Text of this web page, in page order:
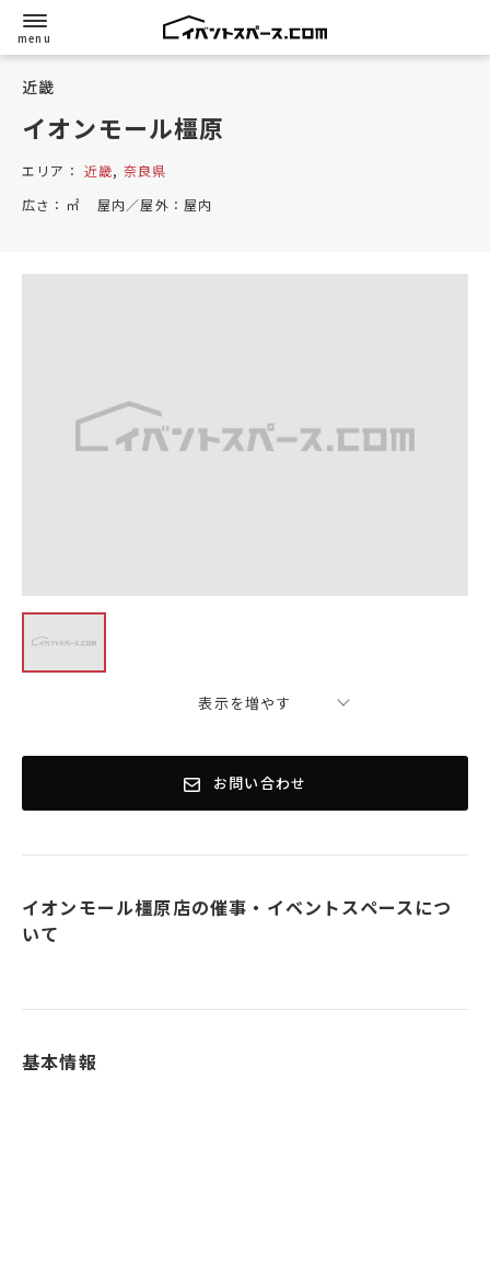
近畿
イオンモール橿原
エリア： 近畿, 奈良県
広さ： ㎡ 屋内／屋外： 屋内
表示を増やす
お問い合わせ
イオンモール橿原店の催事・イベントスペースにつ
いて
基本情報